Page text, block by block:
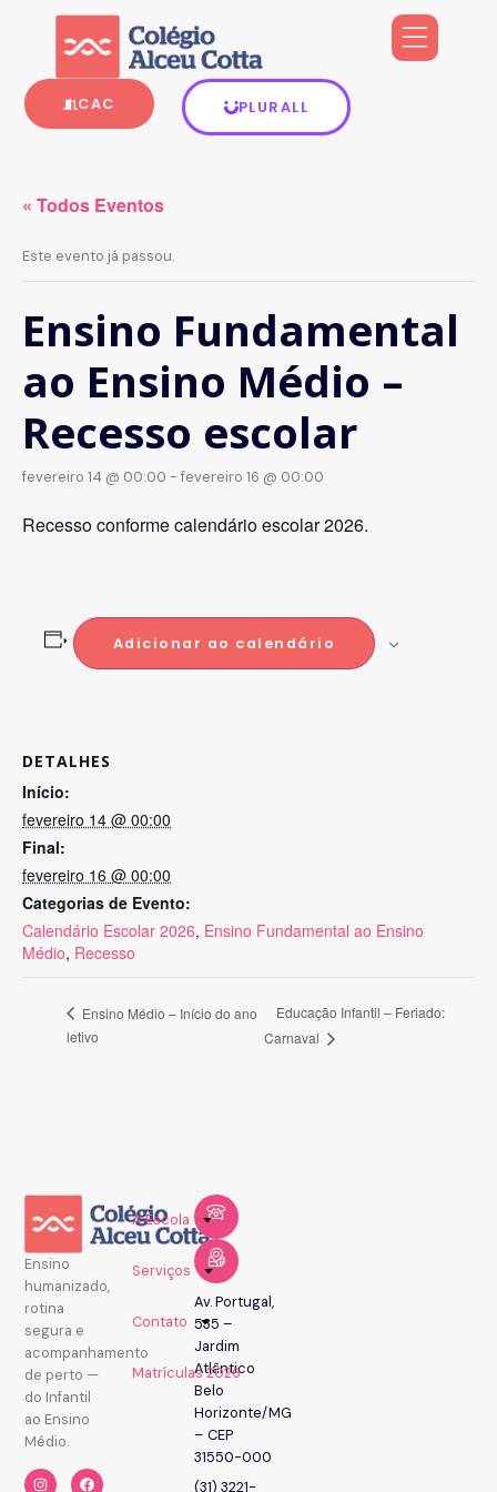
CAC PLURALL
« Todos Eventos
Este evento já passou.
Ensino Fundamental
ao Ensino Médio –
Recesso escolar
fevereiro 14 @ 00:00 - fevereiro 16 @ 00:00
Recesso conforme calendário escolar 2026.
Adicionar ao calendário
DETALHES
Início:
fevereiro 14 @ 00:00
Final:
fevereiro 16 @ 00:00
Categorias de Evento:
Calendário Escolar 2026, Ensino Fundamental ao Ensino
Médio, Recesso
Ensino Médio – Início do ano
letivo
Educação Infantil – Feriado:
Carnaval
Ensino
humanizado,
rotina
segura e
acompanhamento
de perto —
do Infantil
ao Ensino
Médio.
A Escola
Serviços
Contato
Matrículas 2026
(31) 3221-
Av. Portugal,
535 –
Jardim
Atlântico
Belo
Horizonte/MG
– CEP
31550-000